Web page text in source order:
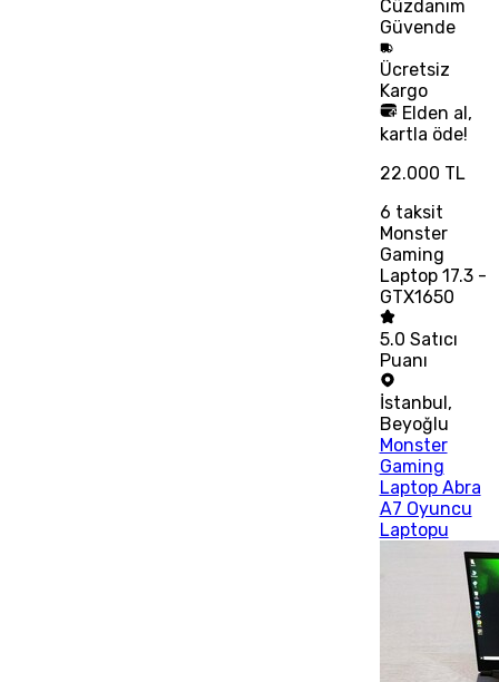
Cüzdanım
Güvende
Ücretsiz
Kargo
Elden al,
kartla öde!
22.000 TL
6 taksit
Monster
Gaming
Laptop 17.3 -
GTX1650
5.0 Satıcı
Puanı
İstanbul,
Beyoğlu
Monster
Gaming
Laptop Abra
A7 Oyuncu
Laptopu